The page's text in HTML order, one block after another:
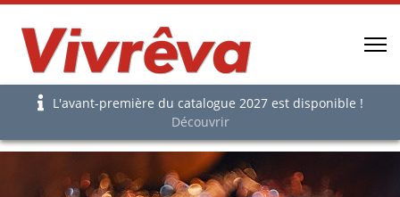
L'avant-première du catalogue 2027 est disponible !
Découvrir